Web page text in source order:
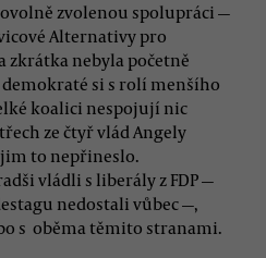
zvolenou spolupráci —
Alternativy pro
zkrátka nebyla početně
si s rolí menšího
koalici nespojují nic
ze čtyř vlád Angely
to nepřineslo.
vládli s liberály z FDP —
nedostali vůbec —,
s oběma těmito stranami.